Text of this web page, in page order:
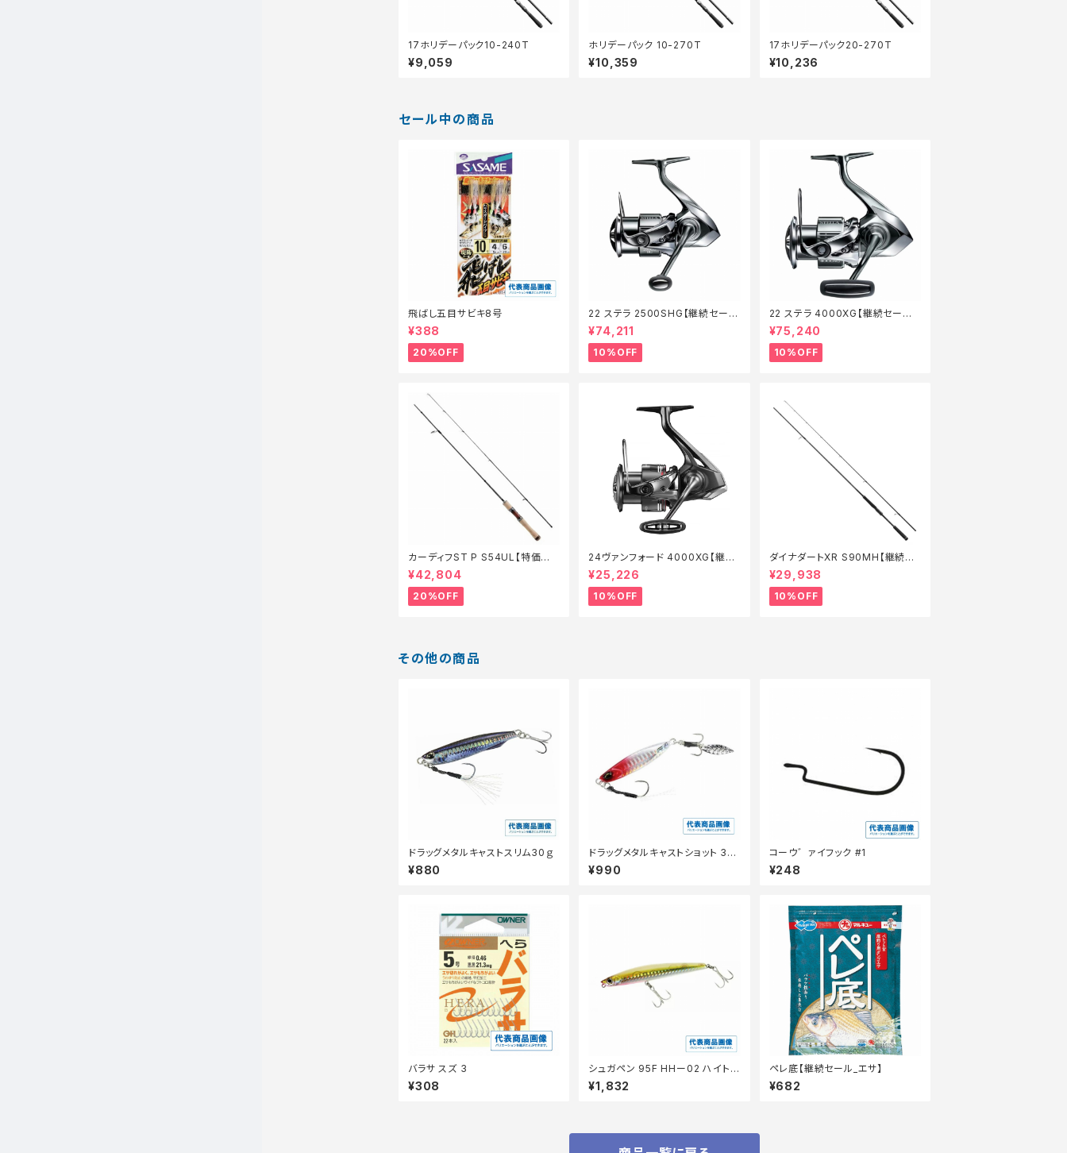
17ホリデーパック10-240T
¥9,059
ホリデーパック 10-270T
¥10,359
17ホリデーパック20-270T
¥10,236
セール中の商品
飛ばし五目サビキ8号
¥388
20%OFF
22 ステラ 2500SHG【継続セール
_リール】【10】
¥74,211
10%OFF
22 ステラ 4000XG【継続セール_
リール】【10】
¥75,240
10%OFF
カーディフST P S54UL【特価ロッ
ド】【20】
¥42,804
20%OFF
24ヴァンフォード 4000XG【継続
セール_リール】【10】
¥25,226
10%OFF
ダイナダートXR S90MH【継続セ
ール_ロッド】【10】
¥29,938
10%OFF
その他の商品
ドラッグメタルキャストスリム30ｇ
¥880
ドラッグメタルキャストショット 30
g
¥990
コーウ゛ァイフック #1
¥248
バラサ スズ 3
¥308
シュガペン 95F HHー02 ハイトホ
ロピンク
¥1,832
ペレ底【継続セール_エサ】
¥682